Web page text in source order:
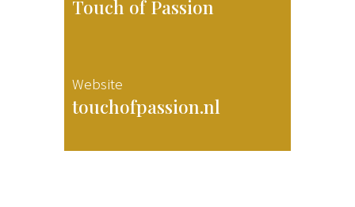
Touch of Passion
Website
touchofpassion.nl